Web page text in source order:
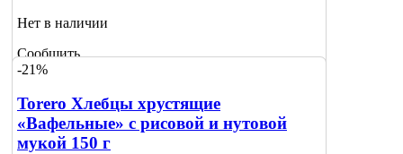
Нет в наличии
Сообщить
о наличии
-21%
Torero Хлебцы хрустящие
«Вафельные» с рисовой и нутовой
мукой 150 г